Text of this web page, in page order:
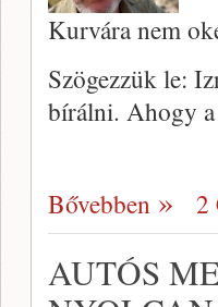
Kurvára nem
Szögezzük le:
bírálni. Ahogy
Bővebben 2
AUTÓS